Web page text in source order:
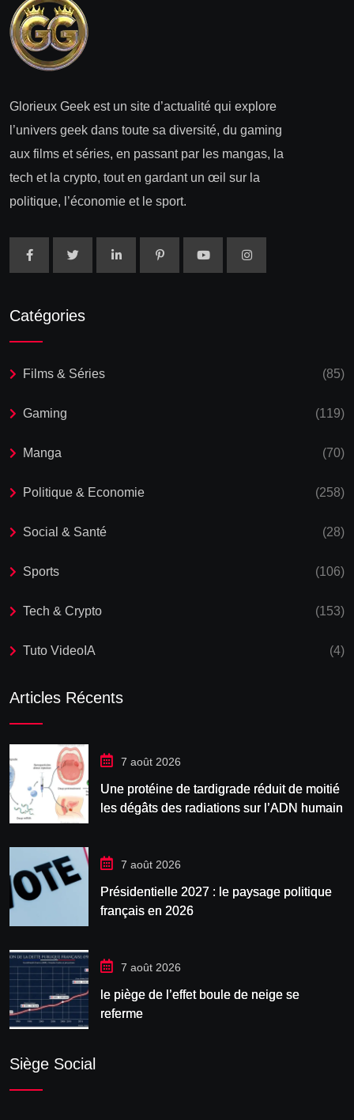
Glorieux Geek est un site d’actualité qui explore
l’univers geek dans toute sa diversité, du gaming
aux films et séries, en passant par les mangas, la
tech et la crypto, tout en gardant un œil sur la
politique, l’économie et le sport.
Catégories
Films & Séries (85)
Gaming (119)
Manga (70)
Politique & Economie (258)
Social & Santé (28)
Sports (106)
Tech & Crypto (153)
Tuto VideoIA (4)
Articles Récents
7 août 2026
Une protéine de tardigrade réduit de moitié
les dégâts des radiations sur l’ADN humain
7 août 2026
Présidentielle 2027 : le paysage politique
français en 2026
7 août 2026
le piège de l’effet boule de neige se
referme
Siège Social